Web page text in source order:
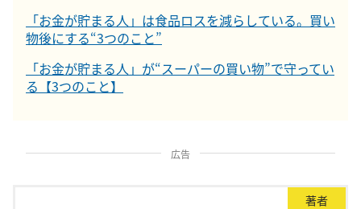
「お金が貯まる人」は食品ロスを減らしている。買い
物後にする“3つのこと”
「お金が貯まる人」が“スーパーの買い物”で守ってい
る【3つのこと】
広告
著者